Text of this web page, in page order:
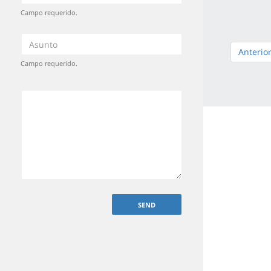
Campo requerido.
Campo requerido.
Anterior